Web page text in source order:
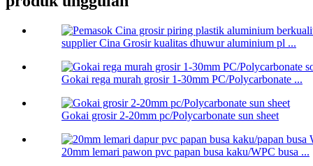
supplier Cina Grosir kualitas dhuwur aluminium pl ...
Gokai rega murah grosir 1-30mm PC/Polycarbonate ...
Gokai grosir 2-20mm pc/Polycarbonate sun sheet
20mm lemari pawon pvc papan busa kaku/WPC busa ...